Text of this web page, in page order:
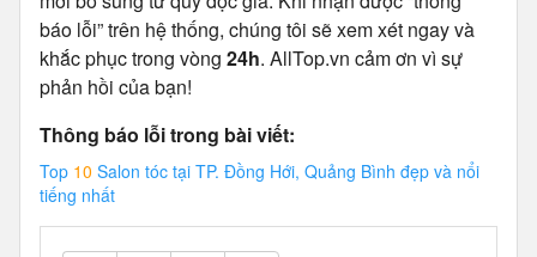
báo lỗi” trên hệ thống, chúng tôi sẽ xem xét ngay và
khắc phục trong vòng 24h. AllTop.vn cảm ơn vì sự
phản hồi của bạn!
Thông báo lỗi trong bài viết:
Top 10 Salon tóc tại TP. Đồng Hới, Quảng Bình đẹp và nổi
tiếng nhất